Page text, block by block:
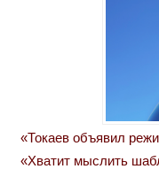
«Токаев объявил
«Хватит мыслить